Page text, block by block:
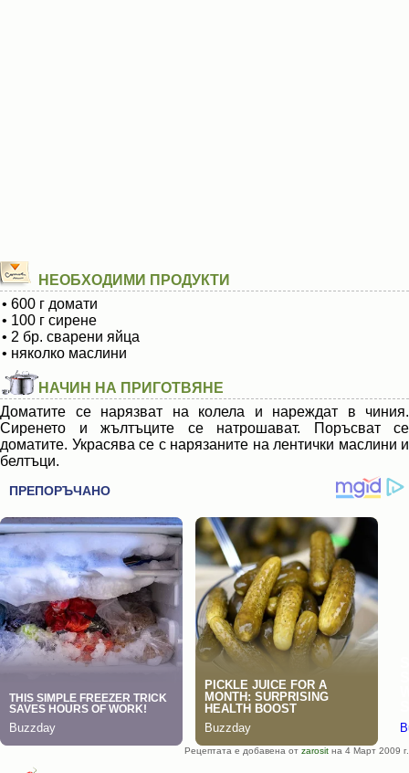
НЕОБХОДИМИ ПРОДУКТИ
• 600 г домати
• 100 г сирене
• 2 бр. сварени яйца
• няколко маслини
НАЧИН НА ПРИГОТВЯНЕ
Доматите се нарязват на колела и нареждат в чиния.
Сиренето и жълтъците се натрошават. Поръсват се
доматите. Украсява се с нарязаните на лентички маслини и
белтъци.
Рецептата е добавена от zarosit на 4 Март 2009 г.